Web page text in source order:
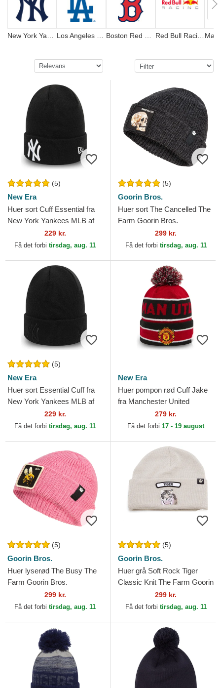
(5)
New Era
Huer sort Cuff Essential fra
New York Yankees MLB af
229 kr.
Få det forbi tirsdag, aug. 11
(5)
Goorin Bros.
Huer sort The Cancelled The
Farm Goorin Bros.
299 kr.
Få det forbi tirsdag, aug. 11
(5)
New Era
Huer sort Essential Cuff fra
New York Yankees MLB af
229 kr.
Få det forbi tirsdag, aug. 11
New Era
Huer pompon rød Cuff Jake
fra Manchester United
Football Club Premier League
af New Era
279 kr.
Få det forbi 17 - 19 august
(5)
Goorin Bros.
Huer lyserød The Busy The
Farm Goorin Bros.
299 kr.
Få det forbi tirsdag, aug. 11
(5)
Goorin Bros.
Huer grå Soft Rock Tiger
Classic Knit The Farm Goorin
299 kr.
Få det forbi tirsdag, aug. 11